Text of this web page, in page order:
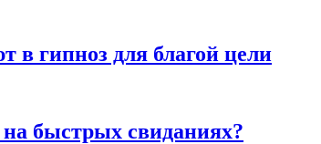
в гипноз для благой цели
быстрых свиданиях?